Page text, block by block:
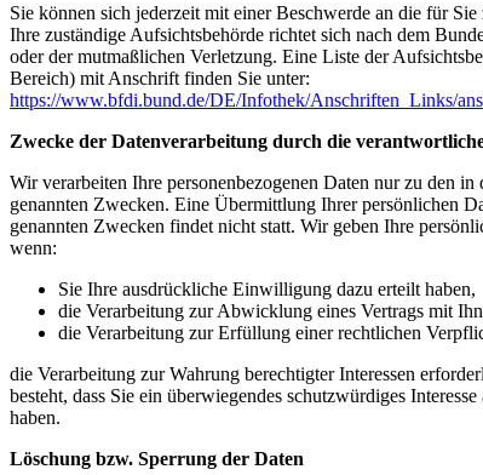
Sie können sich jederzeit mit einer Beschwerde an die für
Ihre zuständige Aufsichtsbehörde richtet sich nach dem
oder der mutmaßlichen Verletzung. Eine Liste der
Bereich) mit Anschrift finden Sie unter:
https://www.bfdi.bund.de/DE/Infothek/Anschriften_Links/
Zwecke der Datenverarbeitung durch die
Wir verarbeiten Ihre personenbezogenen Daten nur zu den in
genannten Zwecken. Eine Übermittlung Ihrer persönlichen
genannten Zwecken findet nicht statt. Wir geben Ihre
wenn:
Sie Ihre ausdrückliche Einwilligung dazu erteilt haben,
die Verarbeitung zur Abwicklung eines Vertrags mit
die Verarbeitung zur Erfüllung einer rechtlichen
die Verarbeitung zur Wahrung berechtigter Interessen
besteht, dass Sie ein überwiegendes schutzwürdiges
haben.
Löschung bzw. Sperrung der Daten